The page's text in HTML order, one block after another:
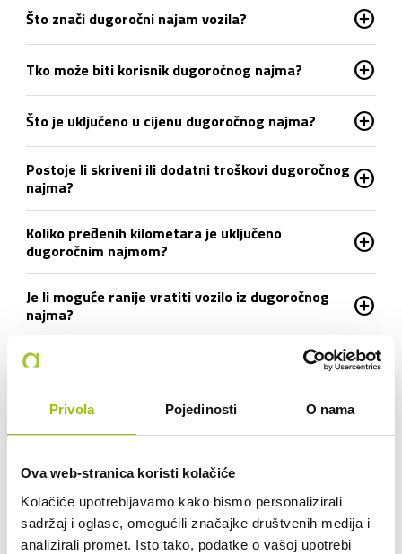
Privola Pojedinosti O nama
Ova web-stranica koristi kolačiće
Kolačiće upotrebljavamo kako bismo personalizirali
sadržaj i oglase, omogućili značajke društvenih medija i
analizirali promet. Isto tako, podatke o vašoj upotrebi
Što znači dugoročni najam vozila? add_circle
Tko može biti korisnik dugoročnog najma? add_circle
Što je uključeno u cijenu dugoročnog najma? add_circle
Postoje li skriveni ili dodatni troškovi dugoročnog
najma?
add_circle
Koliko pređenih kilometara je uključeno
dugoročnim najmom?
add_circle
Je li moguće ranije vratiti vozilo iz dugoročnog
najma?
add_circle
Što ako se auto pokvari tijekom uporabe? add_circle
Tko je vlasnik vozila? add_circle
Mogu li otkupiti vozilo po isteku dugoročnog
najma?
Mogu li vozilo koristiti i drugi članovi obitelji? add_circle